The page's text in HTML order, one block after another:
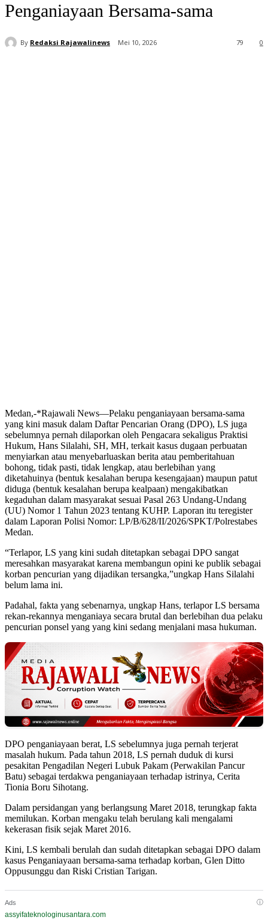
Penganiayaan Bersama-sama
By Redaksi Rajawalinews Mei 10, 2026 0
79
Medan,-*Rajawali News—Pelaku penganiayaan bersama-sama
yang kini masuk dalam Daftar Pencarian Orang (DPO), LS juga
sebelumnya pernah dilaporkan oleh Pengacara sekaligus Praktisi
Hukum, Hans Silalahi, SH, MH, terkait kasus dugaan perbuatan
menyiarkan atau menyebarluaskan berita atau pemberitahuan
bohong, tidak pasti, tidak lengkap, atau berlebihan yang
diketahuinya (bentuk kesalahan berupa kesengajaan) maupun patut
diduga (bentuk kesalahan berupa kealpaan) mengakibatkan
kegaduhan dalam masyarakat sesuai Pasal 263 Undang-Undang
(UU) Nomor 1 Tahun 2023 tentang KUHP. Laporan itu teregister
dalam Laporan Polisi Nomor: LP/B/628/II/2026/SPKT/Polrestabes
Medan.
“Terlapor, LS yang kini sudah ditetapkan sebagai DPO sangat
meresahkan masyarakat karena membangun opini ke publik sebagai
korban pencurian yang dijadikan tersangka,”ungkap Hans Silalahi
belum lama ini.
Padahal, fakta yang sebenarnya, ungkap Hans, terlapor LS bersama
rekan-rekannya menganiaya secara brutal dan berlebihan dua pelaku
pencurian ponsel yang yang kini sedang menjalani masa hukuman.
DPO penganiayaan berat, LS sebelumnya juga pernah terjerat
masalah hukum. Pada tahun 2018, LS pernah duduk di kursi
pesakitan Pengadilan Negeri Lubuk Pakam (Perwakilan Pancur
Batu) sebagai terdakwa penganiayaan terhadap istrinya, Cerita
Tionia Boru Sihotang.
Dalam persidangan yang berlangsung Maret 2018, terungkap fakta
memilukan. Korban mengaku telah berulang kali mengalami
kekerasan fisik sejak Maret 2016.
Kini, LS kembali berulah dan sudah ditetapkan sebagai DPO dalam
kasus Penganiayaan bersama-sama terhadap korban, Glen Ditto
Oppusunggu dan Riski Cristian Tarigan.
Ads ⓘ
assyifateknologinusantara.com